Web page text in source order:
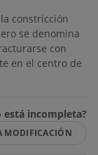
constricción
se denomina
con
en el centro de
está incompleta?
MODIFICACIÓN